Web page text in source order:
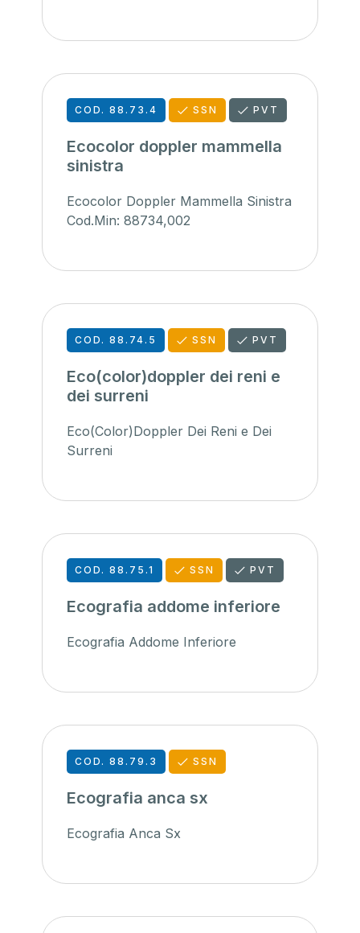
COD. 88.73.4 SSN PVT
Ecocolor doppler mammella
sinistra
Ecocolor Doppler Mammella Sinistra
Cod.Min: 88734,002
COD. 88.74.5 SSN PVT
Eco(color)doppler dei reni e
dei surreni
Eco(Color)Doppler Dei Reni e Dei
Surreni
COD. 88.75.1 SSN PVT
Ecografia addome inferiore
Ecografia Addome Inferiore
COD. 88.79.3 SSN
Ecografia anca sx
Ecografia Anca Sx